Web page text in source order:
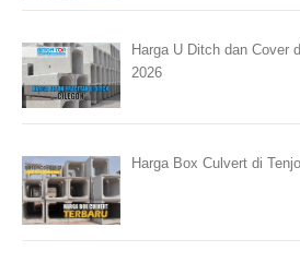
Harga U Ditch dan Cover
2026
Harga Box Culvert di